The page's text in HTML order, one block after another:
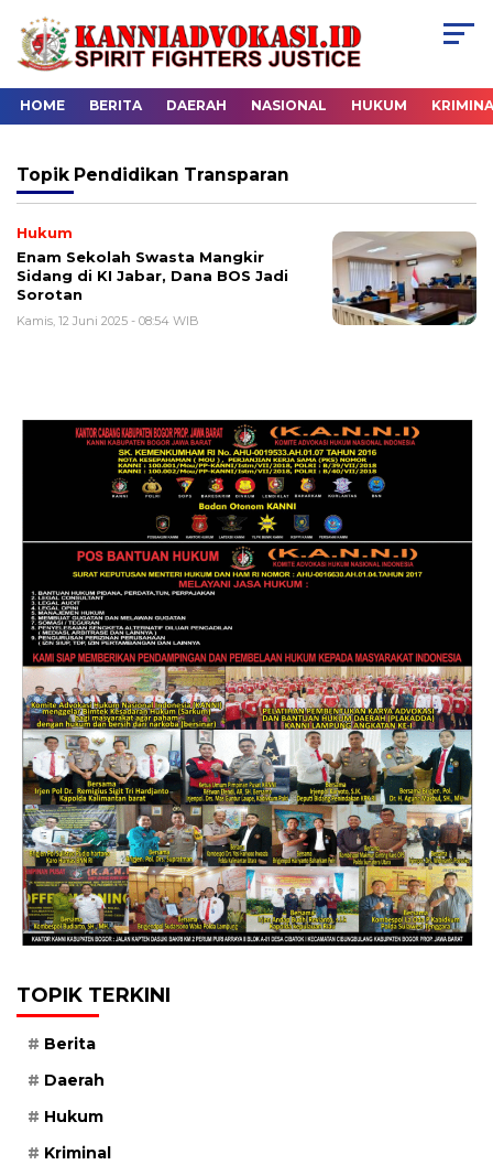
HOME BERITA DAERAH NASIONAL HUKUM
Topik Pendidikan Transparan
Hukum
Enam Sekolah Swasta Mangkir
Sidang di KI Jabar, Dana BOS Jadi
Sorotan
Kamis, 12 Juni 2025 - 08:54 WIB
TOPIK TERKINI
Berita
Daerah
Hukum
Kriminal